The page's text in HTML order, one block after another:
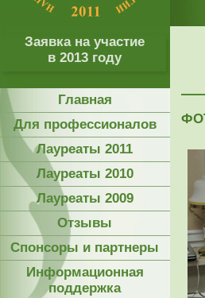
Заявка на участие
в 2013 году
Главная
Для профессионалов
Лауреаты 2011
Лауреаты 2010
Лауреаты 2009
Отзывы
Спонсоры и партнеры
Информационная
поддержка